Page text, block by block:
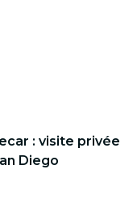
: visite privée
Diego